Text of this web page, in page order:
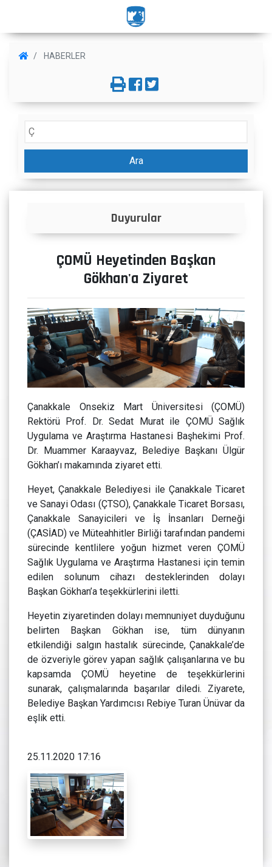
HABERLER
Ara
ÇOMÜ Heyetinden Başkan
Gökhan'a Ziyaret
Çanakkale Onsekiz Mart Üniversitesi (ÇOMÜ)
Rektörü Prof. Dr. Sedat Murat ile ÇOMÜ Sağlık
Uygulama ve Araştırma Hastanesi Başhekimi Prof.
Dr. Muammer Karaayvaz, Belediye Başkanı Ülgür
Gökhan’ı makamında ziyaret etti.
Heyet, Çanakkale Belediyesi ile Çanakkale Ticaret
ve Sanayi Odası (ÇTSO), Çanakkale Ticaret Borsası,
Çanakkale Sanayicileri ve İş İnsanları Derneği
(ÇASİAD) ve Müteahhitler Birliği tarafından pandemi
sürecinde kentlilere yoğun hizmet veren ÇOMÜ
Sağlık Uygulama ve Araştırma Hastanesi için temin
edilen solunum cihazı desteklerinden dolayı
Başkan Gökhan’a teşekkürlerini iletti.
Heyetin ziyaretinden dolayı memnuniyet duyduğunu
belirten Başkan Gökhan ise, tüm dünyanın
etkilendiği salgın hastalık sürecinde, Çanakkale’de
de özveriyle görev yapan sağlık çalışanlarına ve bu
kapsamda ÇOMÜ heyetine de teşekkürlerini
sunarak, çalışmalarında başarılar diledi. Ziyarete,
Belediye Başkan Yardımcısı Rebiye Turan Ünüvar da
eşlik etti.
25.11.2020 17:16